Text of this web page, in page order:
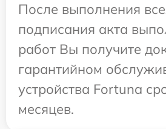
После выполнения
подписания акта
работ Вы получите
гарантийном
устройства Fortuna
месяцев.